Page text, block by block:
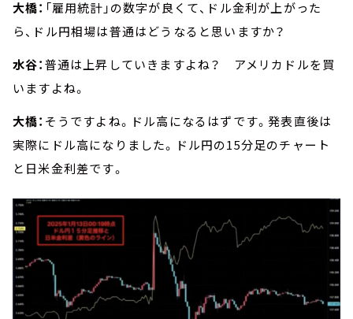
大橋： 「雇用統計」の数字が良くて、ドル金利が上がった
ら、ドル円相場は普通はどうなると思いますか？
水谷：普通は上昇していきますよね？ アメリカドルを買
いますよね。
大橋： そうですよね。ドル高になるはずです。発表直後は
実際にドル高になりました。ドル円の15分足のチャート
と日米金利差です。